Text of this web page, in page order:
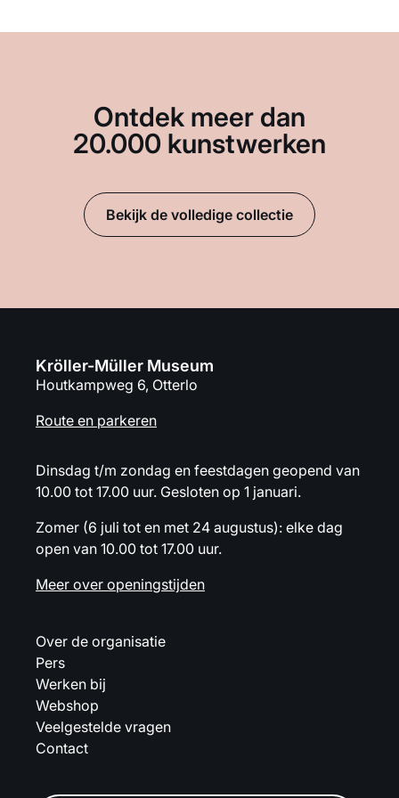
Ontdek meer dan
20.000 kunstwerken
Bekijk de volledige collectie
Kröller-Müller Museum
Houtkampweg 6, Otterlo
Route en parkeren
Dinsdag t/m zondag en feestdagen geopend van
10.00 tot 17.00 uur. Gesloten op 1 januari.
Zomer (6 juli tot en met 24 augustus): elke dag
open van 10.00 tot 17.00 uur.
Meer over openingstijden
Over de organisatie
Pers
Werken bij
Webshop
Veelgestelde vragen
Contact